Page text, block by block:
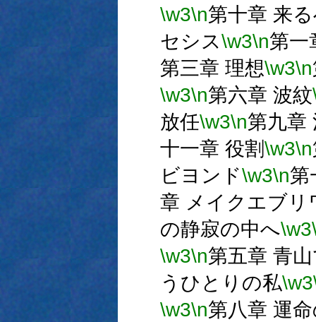
\w3\n第十章 来
セシス\w3\n第一
第三章 理想\w3\n
\w3\n第六章 波紋
放任\w3\n第九章
十一章 役割\w3\n
ビヨンド\w3\n第
章 メイクエブリ
の静寂の中へ\w3
\w3\n第五章 青
うひとりの私\w3
\w3\n第八章 運